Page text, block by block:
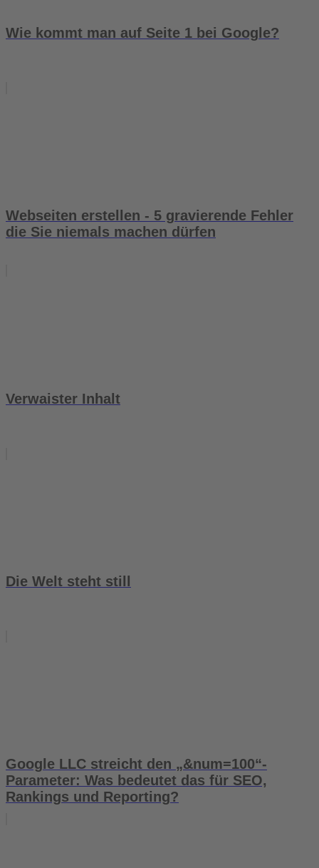
Wie kommt man auf Seite 1 bei Google?
Webseiten erstellen - 5 gravierende Fehler
die Sie niemals machen dürfen
Verwaister Inhalt
Die Welt steht still
Google LLC streicht den „&num=100“-
Parameter: Was bedeutet das für SEO,
Rankings und Reporting?